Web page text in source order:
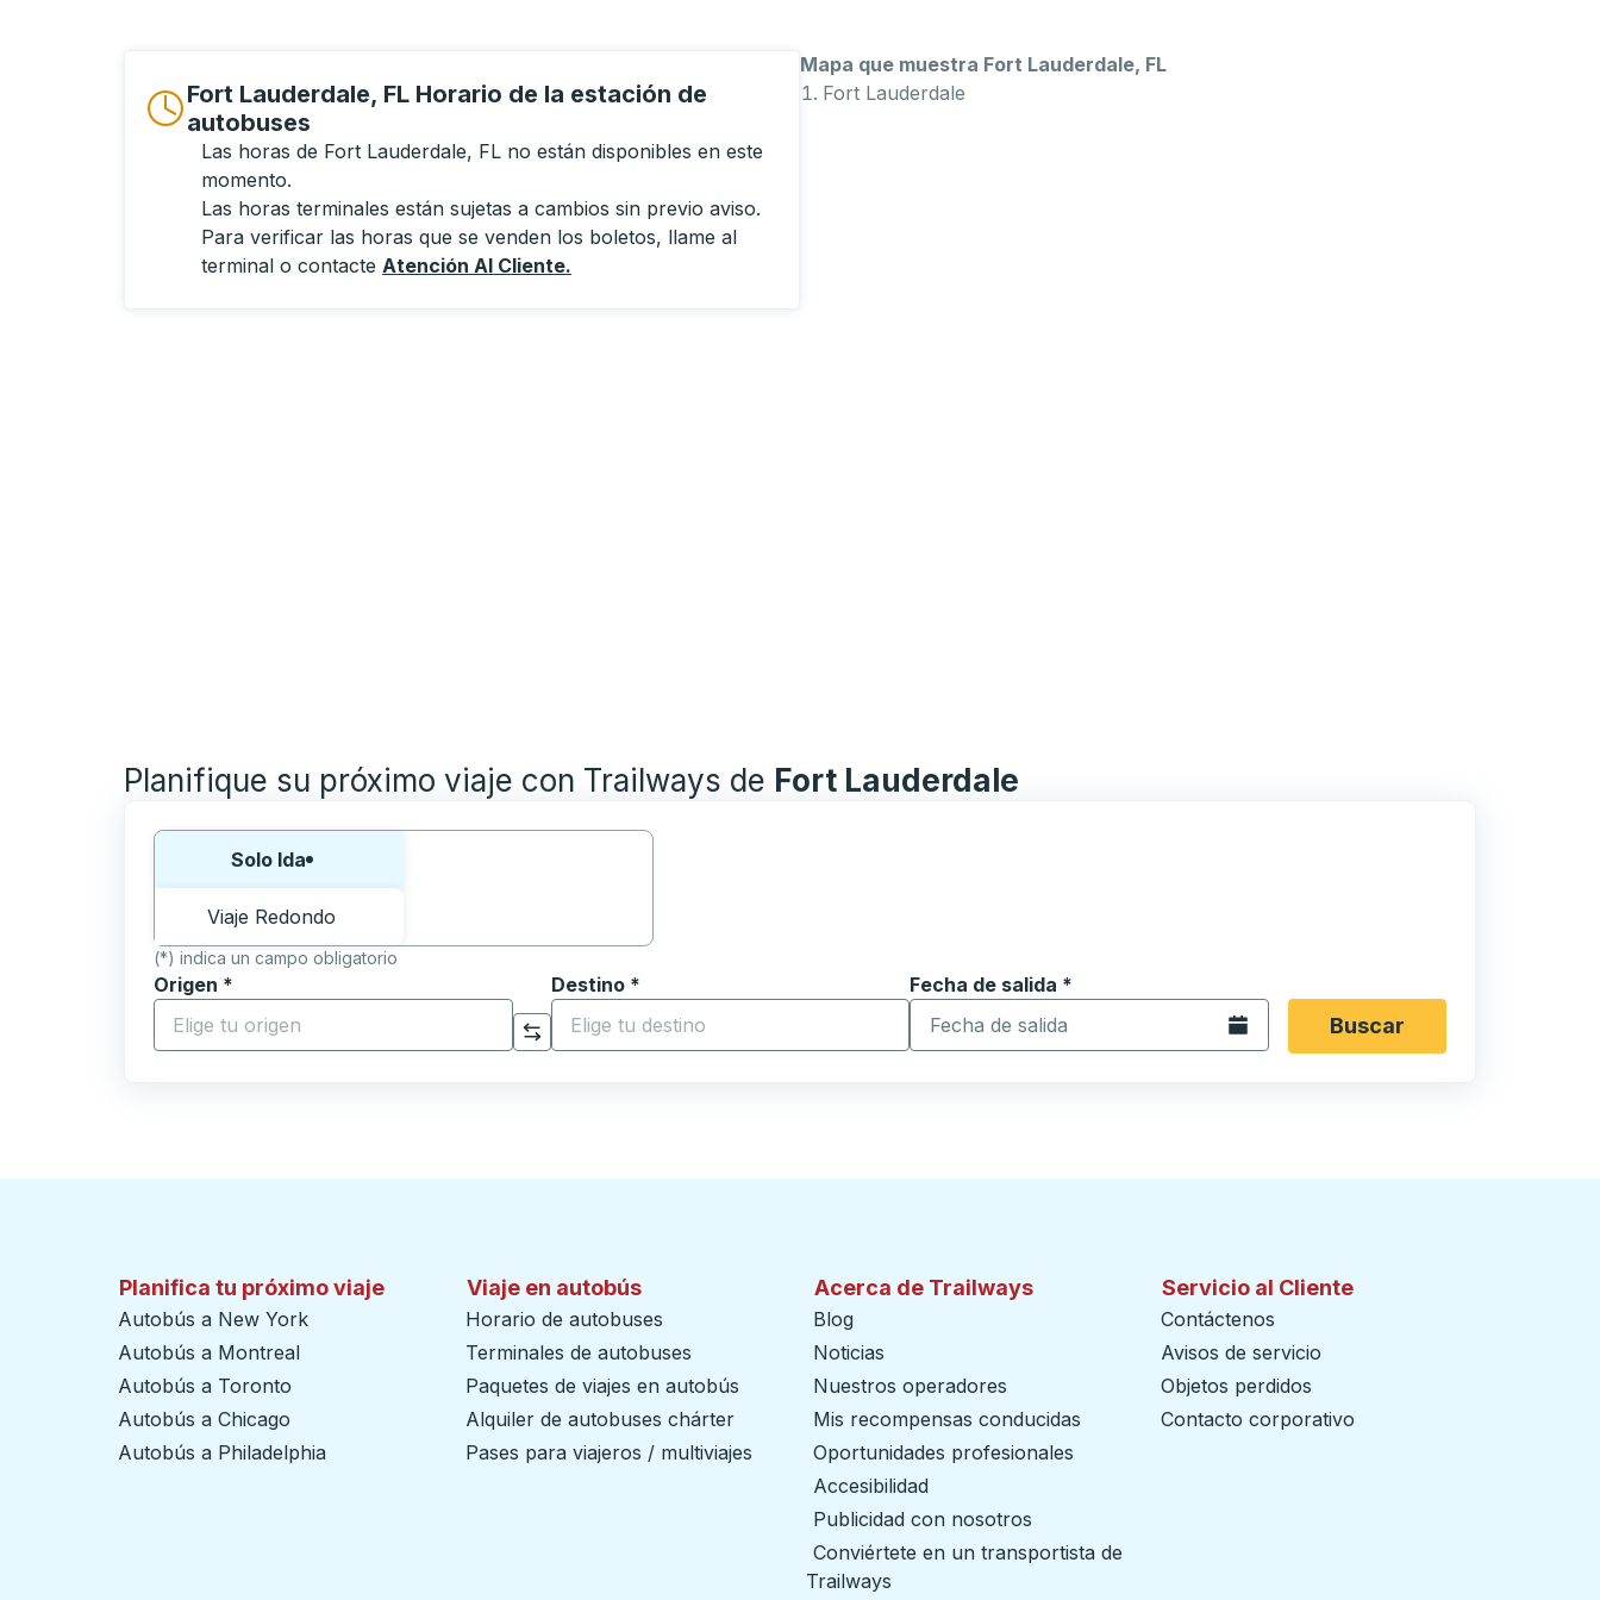
Fort Lauderdale, FL Horario de la estación de
autobuses
Las horas de Fort Lauderdale, FL no están disponibles en este
momento.
Las horas terminales están sujetas a cambios sin previo aviso.
Para verificar las horas que se venden los boletos, llame al
terminal o contacte Atención Al Cliente.
Mapa que muestra Fort Lauderdale, FL
Fort Lauderdale
Planifique su próximo viaje con Trailways de Fort Lauderdale
Elija una forma o viaje de ida y vuelta:
Solo Ida
Viaje Redondo
(*) indica un campo obligatorio
Origen *
Comience a escribir la ciudad de origen para abrir las opciones de ubicación y luego use las teclas de flecha para navegar hasta la ciudad de origen que
Haga clic para cambiar sus selecciones de origen y destino
Destino *
Comience a escribir la ciudad de destino para abrir las opciones de ubicación y luego use las teclas de flecha
Fecha de salida *
Escriba la fecha en formato de fecha Barra diagonal de mes de 2
Abra el calendario.Buscar
Planifica tu próximo viaje
Autobús a New York
Autobús a Montreal
Autobús a Toronto
Autobús a Chicago
Autobús a Philadelphia
Viaje en autobús
Horario de autobuses
Terminales de autobuses
Paquetes de viajes en autobús
Alquiler de autobuses chárter
Pases para viajeros / multiviajes
Acerca de Trailways
Blog
Noticias
Nuestros operadores
Mis recompensas conducidas
Oportunidades profesionales
Accesibilidad
Publicidad con nosotros
Conviértete en un transportista de
Trailways
Servicio al Cliente
Contáctenos
Avisos de servicio
Objetos perdidos
Contacto corporativo